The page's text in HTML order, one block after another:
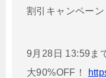
割引キャンペーン
9月28日 13:59ま
大90%OFF！